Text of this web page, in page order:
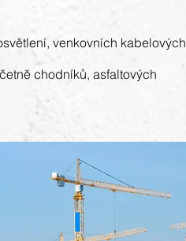
venkovních kabelových
chodníků, asfaltových